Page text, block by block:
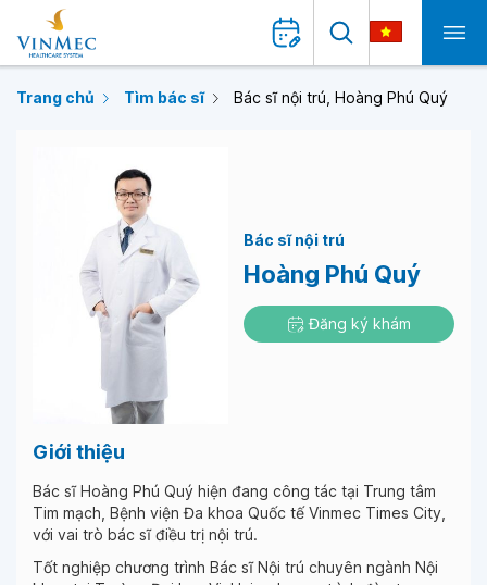
Trang chủ Tìm bác sĩ Bác sĩ nội trú, Hoàng Phú Quý
Bác sĩ nội trú
Hoàng Phú Quý
Đăng ký khám
Giới thiệu
Bác sĩ Hoàng Phú Quý hiện đang công tác tại Trung tâm
Tim mạch, Bệnh viện Đa khoa Quốc tế Vinmec Times City,
với vai trò bác sĩ điều trị nội trú.
Tốt nghiệp chương trình Bác sĩ Nội trú chuyên ngành Nội